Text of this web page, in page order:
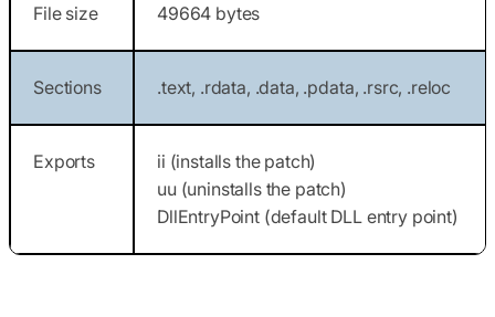
File size 49664 bytes
Sections .text, .rdata, .data, .pdata, .rsrc, .reloc
Exports
ii (installs the patch)
uu (uninstalls the patch)
DllEntryPoint (default DLL entry point)